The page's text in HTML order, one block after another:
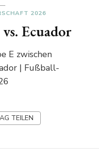
2026
Ecuador
E zwischen
| Fußball-
TEILEN